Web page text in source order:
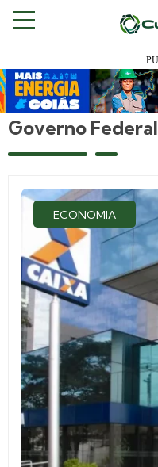
Governo Federal
ECONOMIA